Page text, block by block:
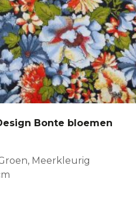
Bonte bloemen
Meerkleurig